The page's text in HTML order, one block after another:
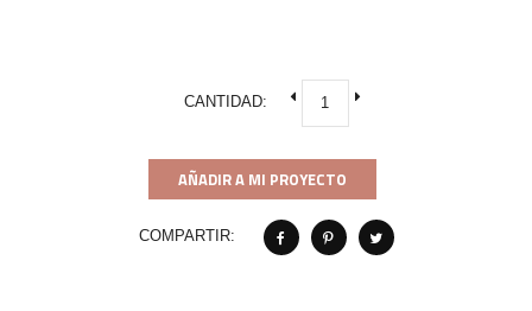
CANTIDAD:
AÑADIR A MI PROYECTO
COMPARTIR: